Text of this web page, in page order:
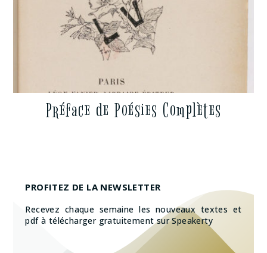
Préface de Poésies Complètes
PROFITEZ DE LA NEWSLETTER
Recevez chaque semaine les nouveaux textes et
pdf à télécharger gratuitement sur Speakerty